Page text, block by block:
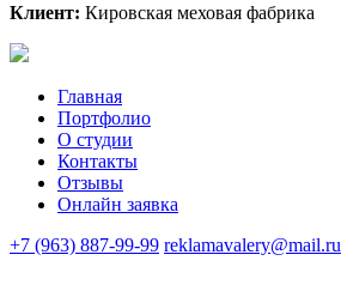
Клиент: Кировская меховая фабрика
Главная
Портфолио
О студии
Контакты
Отзывы
Онлайн заявка
+7 (963) 887-99-99 reklamavalery@mail.ru